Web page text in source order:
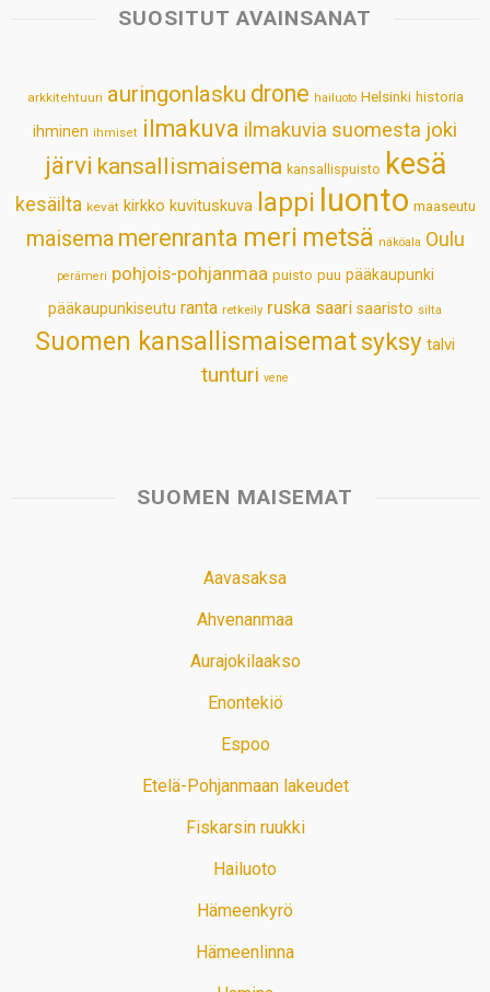
s
p
b
k
e
n
e
s
t
l
SUOSITUT AVAINSANAT
arkkitehtuuri auringonlasku drone hailuoto Helsinki historia
ihminen ihmiset ilmakuva ilmakuvia suomesta joki
järvi kansallismaisema kansallispuisto kesä
kesäilta kevät kirkko kuvituskuva lappi luonto maaseutu
maisema merenranta meri metsä näköala Oulu
perämeri pohjois-pohjanmaa puisto puu pääkaupunki
pääkaupunkiseutu ranta retkeily ruska saari saaristo silta
Suomen kansallismaisematsyksy talvi
tunturi vene
SUOMEN MAISEMAT
Aavasaksa
Ahvenanmaa
Aurajokilaakso
Enontekiö
Espoo
Etelä-Pohjanmaan lakeudet
Fiskarsin ruukki
Hailuoto
Hämeenkyrö
Hämeenlinna